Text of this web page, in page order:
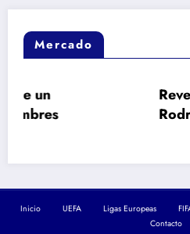
Mercado
Revelan que la
Rodri era muy
Inicio UEFA Ligas Europeas
Contacto